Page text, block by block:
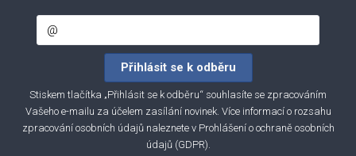
Stiskem tlačítka „Přihlásit se k odběru“ souhlasíte se zpracováním
Vašeho e-mailu za účelem zasílání novinek. Více informací o rozsahu
zpracování osobních údajů naleznete v Prohlášení o ochraně osobních
údajů (GDPR).